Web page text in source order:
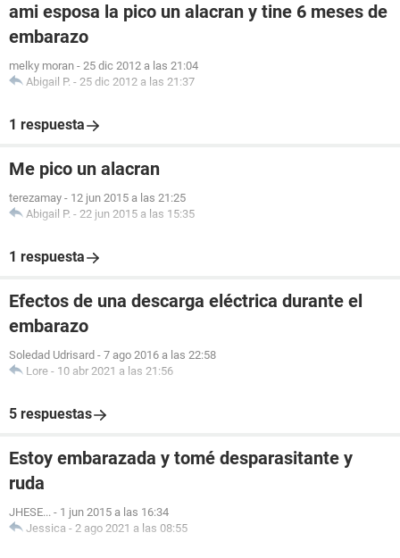
ami esposa la pico un alacran y tine 6 meses de
embarazo
melky moran - 25 dic 2012 a las 21:04
Abigail P. - 25 dic 2012 a las 21:37
1 respuesta
Me pico un alacran
terezamay - 12 jun 2015 a las 21:25
Abigail P. - 22 jun 2015 a las 15:35
1 respuesta
Efectos de una descarga eléctrica durante el
embarazo
Soledad Udrisard - 7 ago 2016 a las 22:58
Lore - 10 abr 2021 a las 21:56
5 respuestas
Estoy embarazada y tomé desparasitante y
ruda
JHESE... - 1 jun 2015 a las 16:34
Jessica - 2 ago 2021 a las 08:55